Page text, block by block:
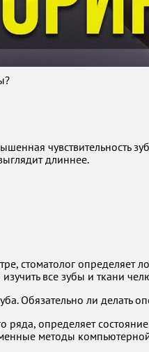
чувствительность
длиннее.
стоматолог
все зубы и ткани
ряда, определяет
методы